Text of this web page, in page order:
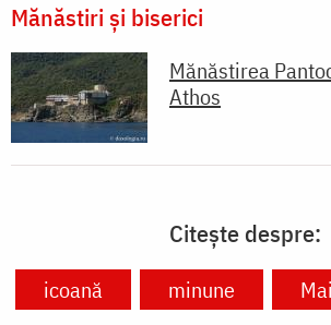
Mănăstiri și biserici
Mănăstirea
Athos
Citește despre:
icoană minune